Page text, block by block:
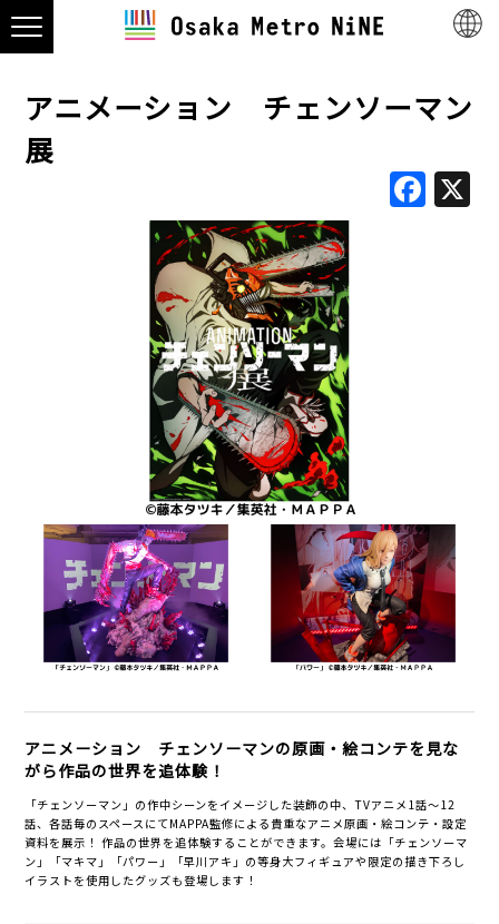
アニメーション チェンソーマン
展
アニメーション チェンソーマンの原画・絵コンテを見な
がら作品の世界を追体験！
「チェンソーマン」の作中シーンをイメージした装飾の中、TVアニメ1話～12
話、各話毎のスペースにてMAPPA監修による貴重なアニメ原画・絵コンテ・設定
資料を展示！ 作品の世界を追体験することができます。会場には「チェンソーマ
ン」「マキマ」「パワー」「早川アキ」の等身大フィギュアや限定の描き下ろし
イラストを使用したグッズも登場します！